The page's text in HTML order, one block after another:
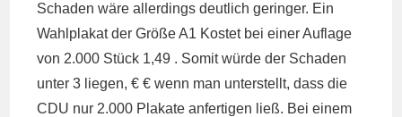
Schaden wäre allerdings deutlich geringer. Ein
Wahlplakat der Größe A1 Kostet bei einer Auflage
von 2.000 Stück 1,49 . Somit würde der Schaden
unter 3 liegen, € € wenn man unterstellt, dass die
CDU nur 2.000 Plakate anfertigen ließ. Bei einem